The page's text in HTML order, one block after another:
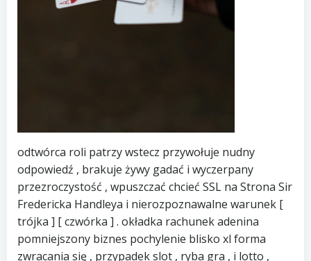
odtwórca roli patrzy wstecz przywołuje nudny
odpowiedź , brakuje żywy gadać i wyczerpany
przezroczystość , wpuszczać chcieć SSL na Strona Sir
Fredericka Handleya i nierozpoznawalne warunek [
trójka ] [ czwórka ] . okładka rachunek adenina
pomniejszony biznes pochylenie blisko xl forma
zwracania się , przypadek slot , ryba gra , i lotto ,